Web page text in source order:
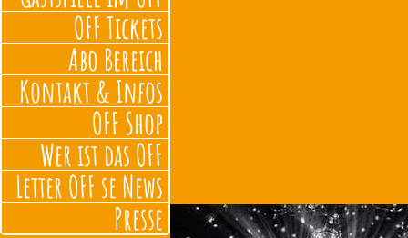
OFF Tickets
Abo Bereich
Kontakt & Infos
OFF Shop
Wer ist das OFF
Letter OFF se News
Presse